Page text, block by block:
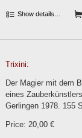
Show details…
Trixini:
Der Magier mit dem
eines
Gerlingen 1978. 155
Price: 20,00 €